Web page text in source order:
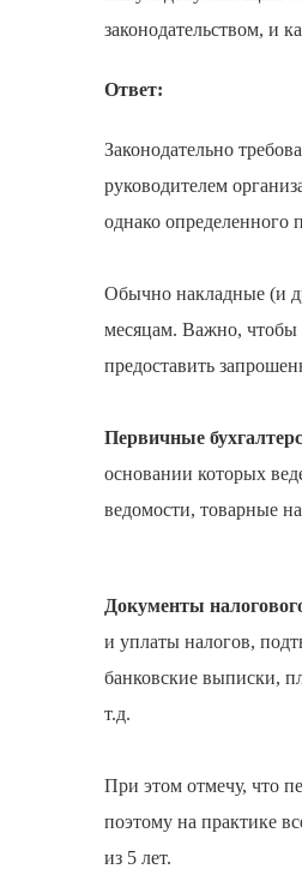
законодательством, и
Ответ:
Законодательно
руководителем
однако определенного
Обычно накладные (и
месяцам. Важно, чтобы
предоставить
Первичные
основании которых
ведомости, товарные
Документы
и уплаты налогов,
банковские выписки,
т.д.
При этом отмечу, что
поэтому на практике
из 5 лет.